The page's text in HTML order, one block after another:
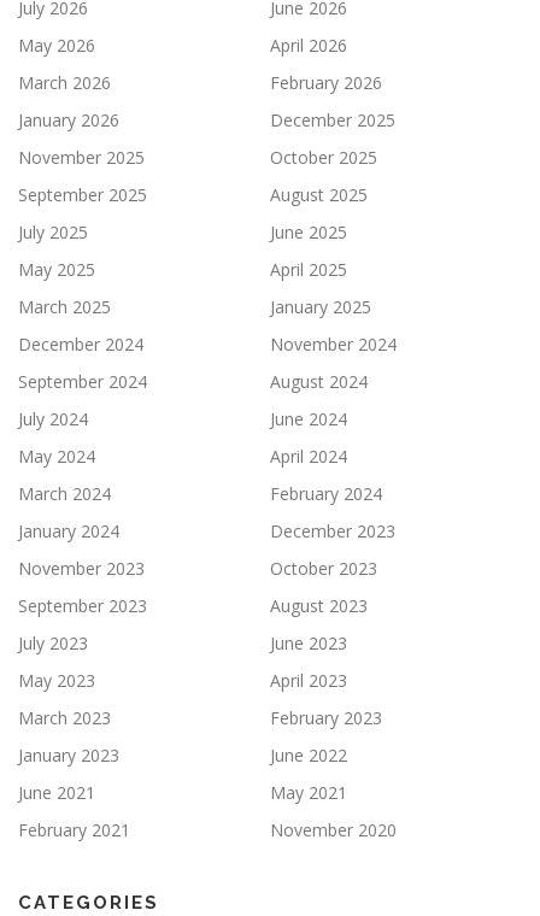
July 2026
June 2026
May 2026
April 2026
March 2026
February 2026
January 2026
December 2025
November 2025
October 2025
September 2025
August 2025
July 2025
June 2025
May 2025
April 2025
March 2025
January 2025
December 2024
November 2024
September 2024
August 2024
July 2024
June 2024
May 2024
April 2024
March 2024
February 2024
January 2024
December 2023
November 2023
October 2023
September 2023
August 2023
July 2023
June 2023
May 2023
April 2023
March 2023
February 2023
January 2023
June 2022
June 2021
May 2021
February 2021
November 2020
CATEGORIES